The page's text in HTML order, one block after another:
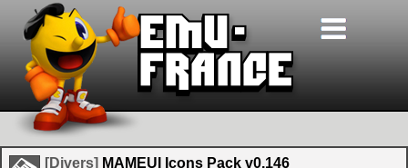
[Divers] MAMEUI Icons Pack v0.146